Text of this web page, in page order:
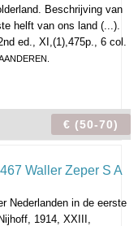
Beschrijving van
helft van ons land (...).
ed., XI,(1),475p., 6 col.
€ (50-70)
Nederlanden in de eerste
1914, XXIII,